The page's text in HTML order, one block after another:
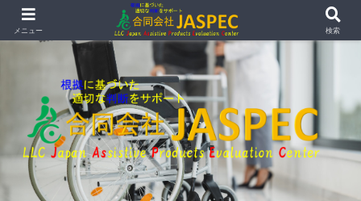
メニュー 検索